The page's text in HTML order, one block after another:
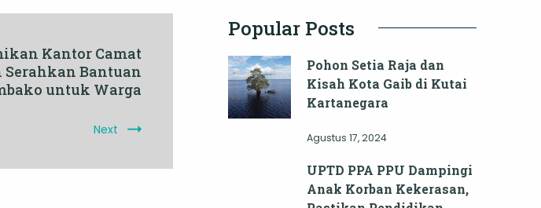
Kantor Camat
Serahkan Bantuan
untuk Warga
Next
Popular Posts
Pohon Setia Raja dan
Kisah Kota Gaib di Kutai
Kartanegara
Agustus 17, 2024
UPTD PPA PPU Dampingi
Anak Korban Kekerasan,